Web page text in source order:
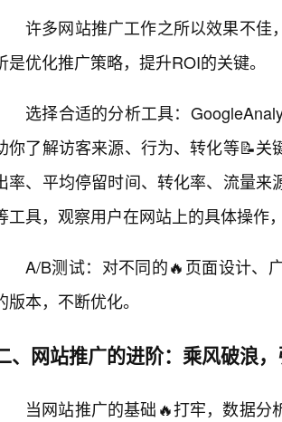
许多网站推广工作之所以效果不佳
是优化推广策略，提升ROI的关键。
选择合适的分析工具：
你了解访客来源、行为、转化等📝
率、平均停留时间、转化率、流量
工具，观察用户在网站上的具体操作
A/B测试：对不同的🔥页面设计、
版本，不断优化。
、网站推广的进阶：乘风破浪
当网站推广的基础🔥打牢，数据